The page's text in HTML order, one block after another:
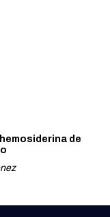
de